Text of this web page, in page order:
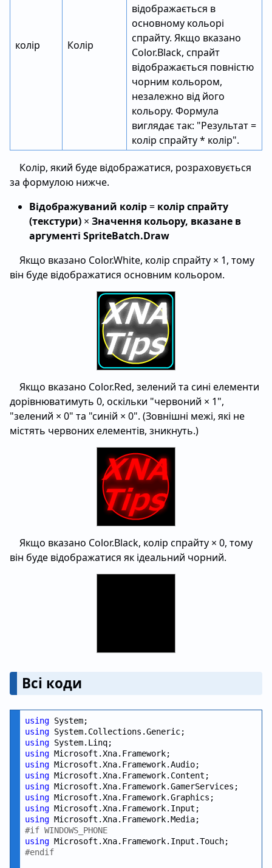
колір Колір
відображається в
основному кольорі
спрайту. Якщо вказано
Color.Black, спрайт
відображається повністю
чорним кольором,
незалежно від його
кольору. Формула
виглядає так: "Результат =
колір спрайту * колір".
Колір, який буде відображатися, розраховується
за формулою нижче.
Відображуваний колір= колір спрайту
(текстури) × Значення кольору, вказане в
аргументі SpriteBatch.Draw
Якщо вказано Color.White, колір спрайту × 1, тому
він буде відображатися основним кольором.
Якщо вказано Color.Red, зелений та сині елементи
дорівнюватимуть 0, оскільки "червоний × 1",
"зелений × 0" та "синій × 0". (Зовнішні межі, які не
містять червоних елементів, зникнуть.)
Якщо вказано Color.Black, колір спрайту × 0, тому
він буде відображатися як ідеальний чорний.
Всі коди
using
using
using
using
using
using
using
using
using
using
#if WINDOWS_PHONE
using
#endif